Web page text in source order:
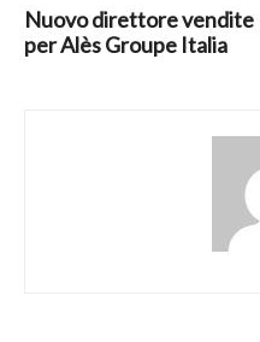
Nuovo direttore vendite
per Alès Groupe Italia